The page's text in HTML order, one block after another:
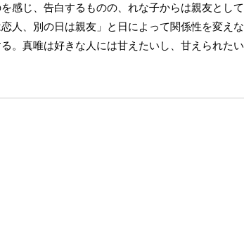
感じ、告白するものの、れな子からは親友として
人、別の日は親友」と日によって関係性を変えな
。真唯は好きな人には甘えたいし、甘えられたい